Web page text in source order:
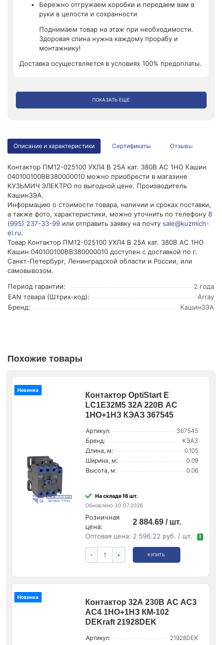
Бережно отгружаем коробки и передаем вам в
руки в целости и сохранности
Поднимаем товар на этаж при необходимости.
Здоровая спина нужна каждому прорабу и
монтажнику!
Доставка осуществляется в условиях 100% предоплаты.
ПОКАЗАТЬ ЕЩЕ
Описание и характеристики Сертификаты Отзывы
Контактор ПМ12-025100 УХЛ4 В 25А кат. 380В AC 1НО Кашин
040100100ВВ380000010 можно приобрести в магазине
КУЗЬМИЧ ЭЛЕКТРО по выгодной цене. Производитель
КашинЗЭА.
Информацию о стоимости товара, наличии и сроках поставки,
а также фото, характеристики, можно уточнить по телефону 8
(995) 237-33-99 или отправить заявку на почту sale@kuzmich-
el.ru.
Товар Контактор ПМ12-025100 УХЛ4 В 25А кат. 380В AC 1НО
Кашин 040100100ВВ380000010 доступен с доставкой по г.
Санкт-Петербург, Ленинградской области и России, или
самовывозом.
Период гарантии:
2 года
EAN товара (Штрих-код):
Array
Бренд:
КашинЗЭА
Похожие товары
Новинка
Контактор OptiStart E
LC1E32M5 32A 220В AC
1НО+1НЗ КЭАЗ 367545
Артикул:
367545
Бренд:
КЭАЗ
Длина, м:
0.105
Ширина, м:
0.09
Высота, м:
0.06
На складе 16 шт.
Обновлено 30.07.2026
Розничная
цена:
2 884.69 / шт.
Оптовая цена: 2 596.22 руб. / шт. !
- + КУПИТЬ
Новинка
Контактор 32А 230В AC АС3
АС4 1НО+1НЗ КМ-102
DEKraft 21928DEK
Артикул:
21928DEK